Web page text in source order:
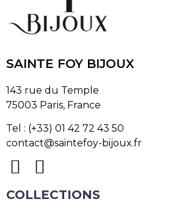
SAINTE FOY BIJOUX
143 rue du Temple
75003 Paris, France
Tel : (+33) 01 42 72 43 50
contact@saintefoy-bijoux.fr
COLLECTIONS